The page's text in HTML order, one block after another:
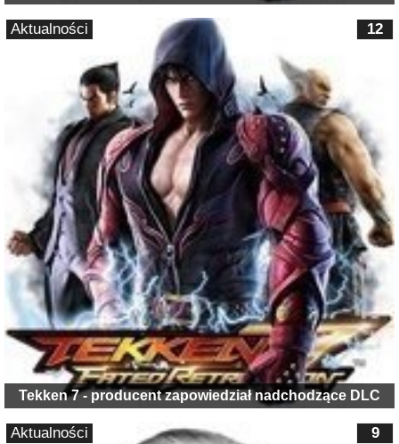
Tekken 7 - producent zapowiedział nadchodzące DLC
12
Aktualności
9
Aktualności